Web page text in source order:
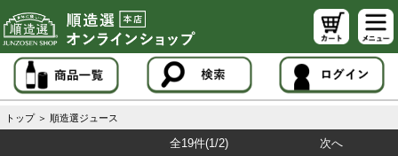
トップ ＞ 順造選ジュース
全19件(1/2) 次へ